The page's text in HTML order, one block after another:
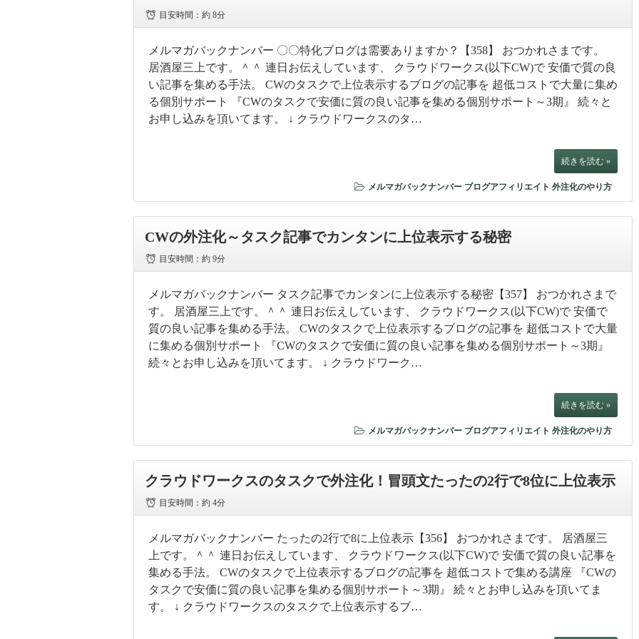
目安時間：約 8分
メルマガバックナンバー 〇〇特化ブログは需要ありますか？【358】 おつかれさまです。
居酒屋三上です。＾＾ 連日お伝えしています、 クラウドワークス(以下CW)で 安価で質の良
い記事を集める手法。 CWのタスクで上位表示するブログの記事を 超低コストで大量に集め
る個別サポート 『CWのタスクで安価に質の良い記事を集める個別サポート～3期』 続々と
お申し込みを頂いてます。 ↓ クラウドワークスのタ…
続きを読む »
メルマガバックナンバー ブログアフィリエイト 外注化のやり方
CWの外注化～タスク記事でカンタンに上位表示する秘密
目安時間：約 9分
メルマガバックナンバー タスク記事でカンタンに上位表示する秘密【357】 おつかれさまで
す。 居酒屋三上です。＾＾ 連日お伝えしています、 クラウドワークス(以下CW)で 安価で
質の良い記事を集める手法。 CWのタスクで上位表示するブログの記事を 超低コストで大量
に集める個別サポート 『CWのタスクで安価に質の良い記事を集める個別サポート～3期』
続々とお申し込みを頂いてます。 ↓ クラウドワーク…
続きを読む »
メルマガバックナンバー ブログアフィリエイト 外注化のやり方
クラウドワークスのタスクで外注化！冒頭文たったの2行で8位に上位表示
目安時間：約 4分
メルマガバックナンバー たったの2行で8に上位表示【356】 おつかれさまです。 居酒屋三
上です。＾＾ 連日お伝えしています、 クラウドワークス(以下CW)で 安価で質の良い記事を
集める手法。 CWのタスクで上位表示するブログの記事を 超低コストで集める講座 『CWの
タスクで安価に質の良い記事を集める個別サポート～3期』 続々とお申し込みを頂いてま
す。 ↓ クラウドワークスのタスクで上位表示するブ…